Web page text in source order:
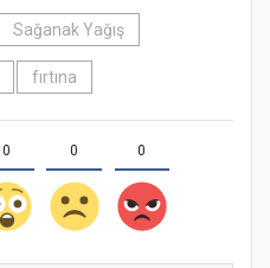
Sağanak Yağış
fırtına
0 0 0